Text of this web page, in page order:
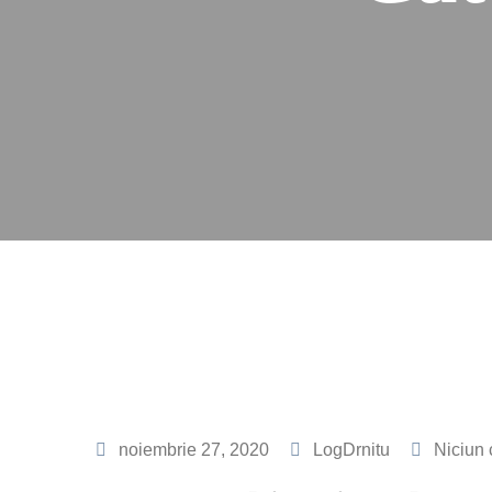
noiembrie 27, 2020 LogDrnitu Niciun